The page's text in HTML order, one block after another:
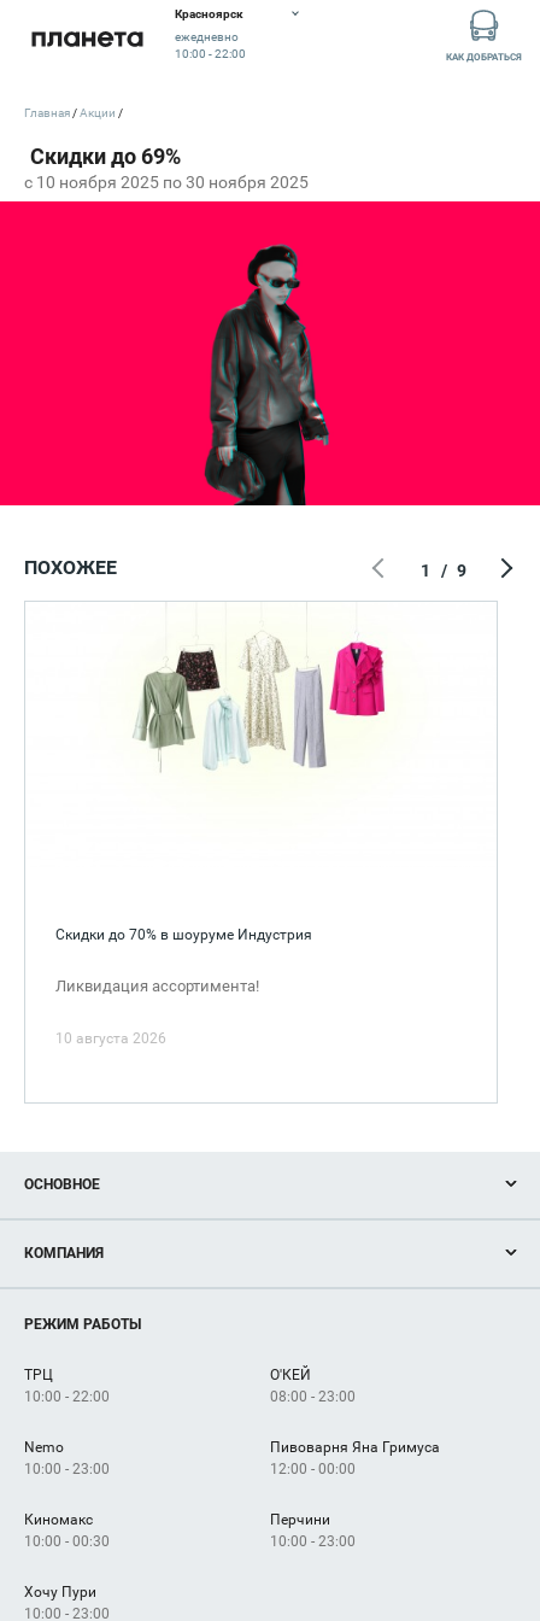
Красноярск
ежедневно
10:00 - 22:00
КАК ДОБРАТЬСЯ
c 10 ноября 2025 по 30 ноября 2025
Главная Акции
ПОХОЖЕЕ
Скидки до 70% в шоуруме Индустрия
Ликвидация ассортимента!
10 августа 2026
1 / 9
ОСНОВНОЕ
Новости
Магазины
Услуги
КОМПАНИЯ
Рекламодателям
Как добраться
РЕЖИМ РАБОТЫ
ТРЦ
10:00 - 22:00
О'КЕЙ
08:00 - 23:00
Nemo
10:00 - 23:00
Пивоварня Яна Гримуса
12:00 - 00:00
Киномакс
10:00 - 00:30
Перчини
10:00 - 23:00
Хочу Пури
10:00 - 23:00